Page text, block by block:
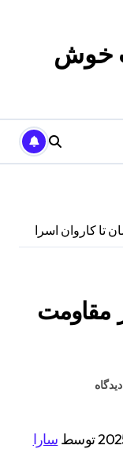
خوش
تا کاروان اسرا
مقاومت
سارا